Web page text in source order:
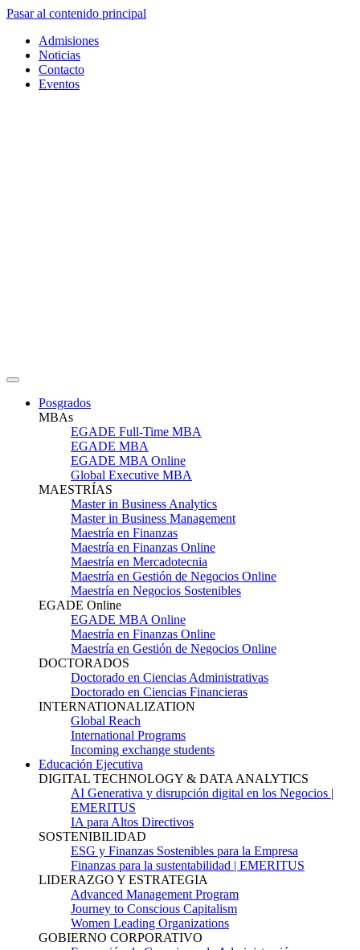
Pasar al contenido principal
Admisiones
Noticias
Contacto
Eventos
Posgrados
MBAs
EGADE Full-Time MBA
EGADE MBA
EGADE MBA Online
Global Executive MBA
MAESTRÍAS
Master in Business Analytics
Master in Business Management
Maestría en Finanzas
Maestría en Finanzas Online
Maestría en Mercadotecnia
Maestría en Gestión de Negocios Online
Maestría en Negocios Sostenibles
EGADE Online
EGADE MBA Online
Maestría en Finanzas Online
Maestría en Gestión de Negocios Online
DOCTORADOS
Doctorado en Ciencias Administrativas
Doctorado en Ciencias Financieras
INTERNATIONALIZATION
Global Reach
International Programs
Incoming exchange students
Educación Ejecutiva
DIGITAL TECHNOLOGY & DATA ANALYTICS
AI Generativa y disrupción digital en los Negocios |
EMERITUS
IA para Altos Directivos
SOSTENIBILIDAD
ESG y Finanzas Sostenibles para la Empresa
Finanzas para la sustentabilidad | EMERITUS
LIDERAZGO Y ESTRATEGIA
Advanced Management Program
Journey to Conscious Capitalism
Women Leading Organizations
GOBIERNO CORPORATIVO